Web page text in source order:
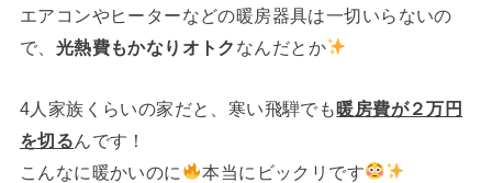
エアコンやヒーターなどの暖房器具は一切いらないの
で、 光熱費もかなりオトク なんだとか
4人家族くらいの家だと、寒い飛騨でも暖房費が２万円
を切るんです！
こんなに暖かいのに
本当にビックリです